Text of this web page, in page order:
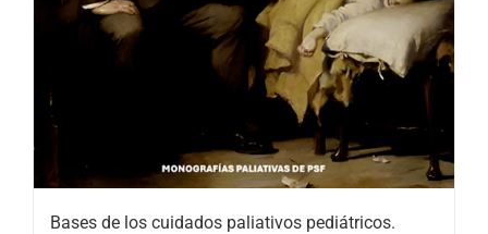
Bases de los cuidados paliativos pediátricos.